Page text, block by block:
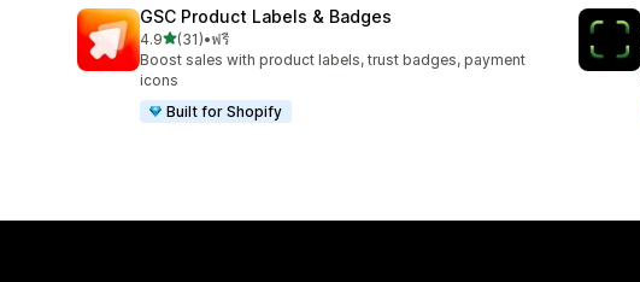
GSC Product Labels & Badges
4.9เต็ม 5 ดาว
(31)
ทั้งหมด 31 รีวิว
•ฟรี
Boost sales with product labels, trust badges, payment
icons
Built for Shopify